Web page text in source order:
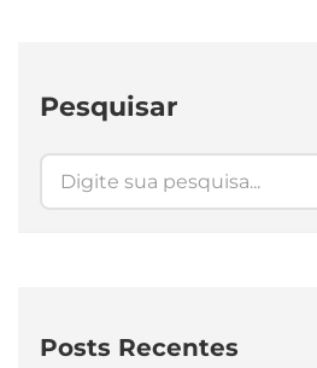
Pesquisar
Posts Recentes